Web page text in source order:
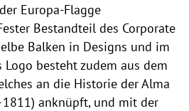
Europa-Flagge
Bestandteil des Corporate
Balken in Designs und im
Logo besteht zudem aus dem
an die Historie der Alma
anknüpft, und mit der